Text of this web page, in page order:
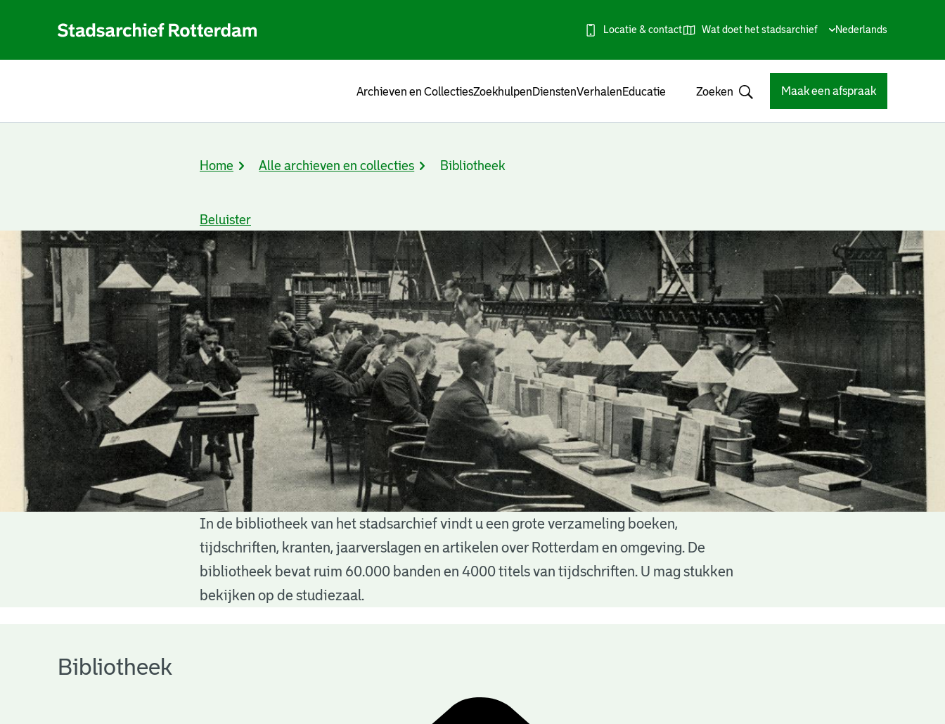
Locatie & contact Wat doet het stadsarchief
Huidige
Nederlands
Archieven en CollectiesZoekhulpenDienstenVerhalenEducatie Zoeken Maak een afspraak
Kruimelpad
Home Alle archieven en collecties Bibliotheek
Beluister
In de bibliotheek van het stadsarchief vindt u een grote verzameling boeken,
tijdschriften, kranten, jaarverslagen en artikelen over Rotterdam en omgeving. De
bibliotheek bevat ruim 60.000 banden en 4000 titels van tijdschriften. U mag stukken
bekijken op de studiezaal.
Bibliotheek